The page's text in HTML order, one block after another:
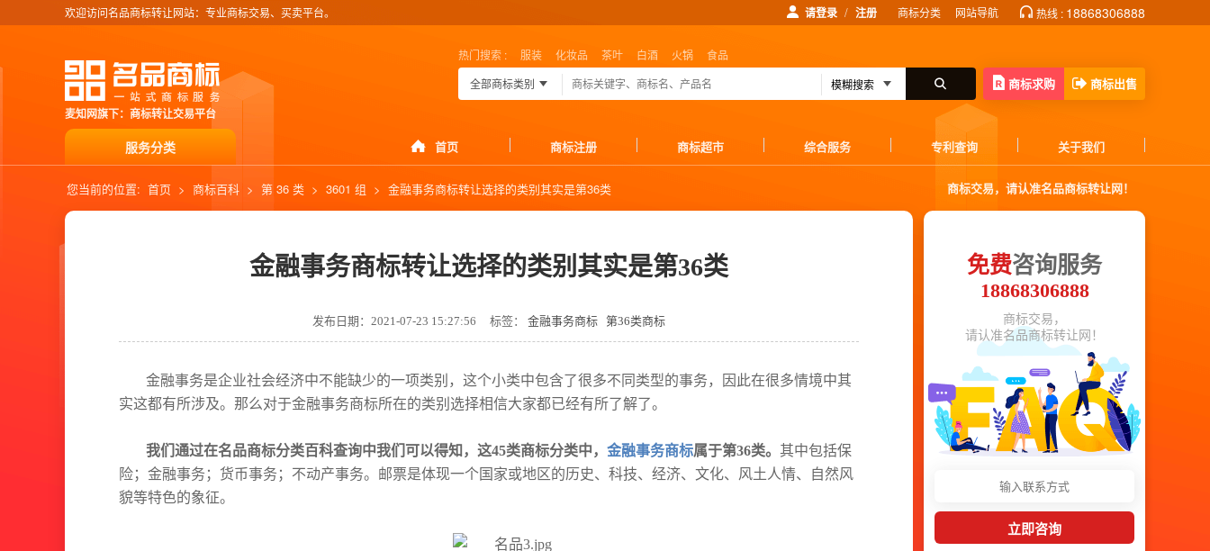
欢迎访问名品商标转让网站：专业商标交易、买卖平台。 请登录 / 注册 商标分类 网站导航 热线 : 18868306888
麦知网旗下：商标转让交易平台
热门搜索 : 服装 化妆品 茶叶 白酒 火锅
食品
全部商标类别
商标求购 商标出售
服务分类 首页 商标注册 商标超市 综合服务 专利查询 关于我们
您当前的位置: 首页 > 商标百科 > 第 36 类 > 3601 组 > 金融事务商标转让选择的类别其实是第36类 商标交易，请认准名品商标转让网！
金融事务商标转让选择的类别其实是第36类
发布日期：2021-07-23 15:27:56 标签： 金融事务商标 第36类商标
金融事务是企业社会经济中不能缺少的一项类别，这个小类中包含了很多不同类型的事务，因此在很多情境中其
实这都有所涉及。那么对于金融事务商标所在的类别选择相信大家都已经有所了解了。
我们通过在名品商标分类百科查询中我们可以得知，这45类商标分类中， 金融事务商标属于第36类。 其中包括保
险；金融事务；货币事务；不动产事务。邮票是体现一个国家或地区的历史、科技、经济、文化、风土人情、自然风
貌等特色的象征。
免费咨询服务
18868306888
商标交易，
请认准名品商标转让网！
立即咨询